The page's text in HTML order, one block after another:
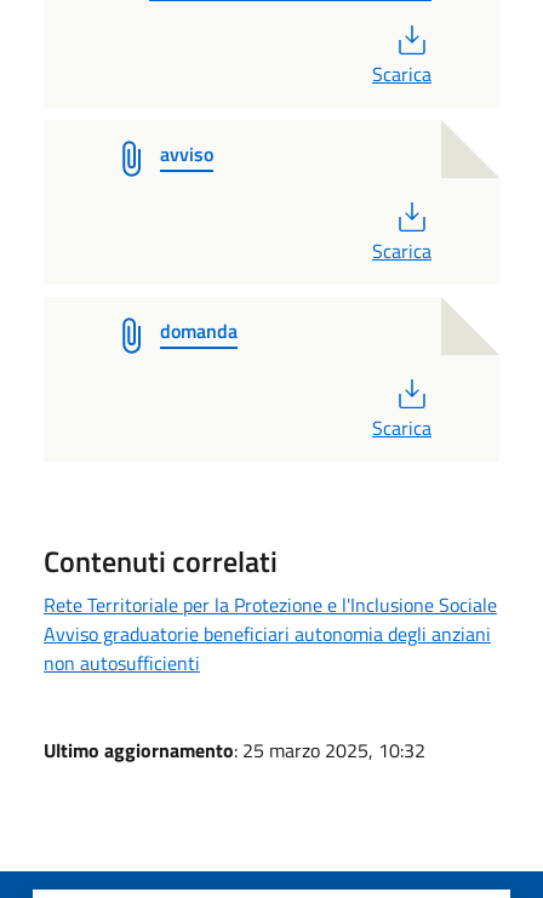
Scarica
avviso
Scarica
domanda
Scarica
Contenuti correlati
Rete Territoriale per la Protezione e l'Inclusione Sociale
Avviso graduatorie beneficiari autonomia degli anziani
non autosufficienti
Ultimo aggiornamento: 25 marzo 2025, 10:32